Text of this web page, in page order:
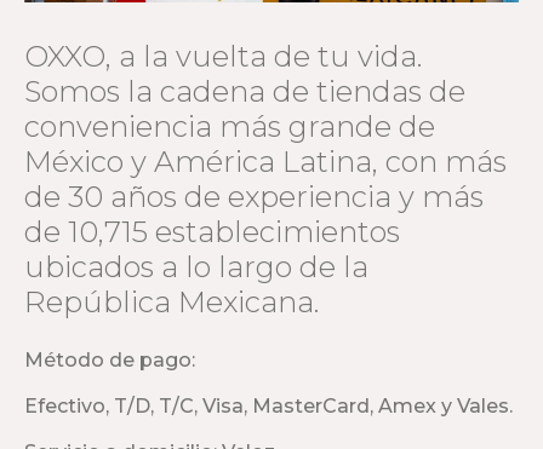
OXXO, a la vuelta de tu vida.
Somos la cadena de tiendas de
conveniencia más grande de
México y América Latina, con más
de 30 años de experiencia y más
de 10,715 establecimientos
ubicados a lo largo de la
República Mexicana.
Método de pago:
Efectivo, T/D, T/C, Visa, MasterCard, Amex y Vales.